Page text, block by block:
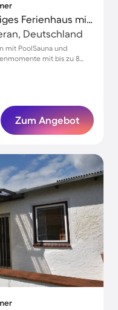
Kinderfreundliches geräumiges Ferienhaus mit Sauna, Pool und Terrasse | Gartenblick | Haustiere sind willkommen
Deutschland
mit PoolSauna und
mit bis zu 8
Zum Angebot